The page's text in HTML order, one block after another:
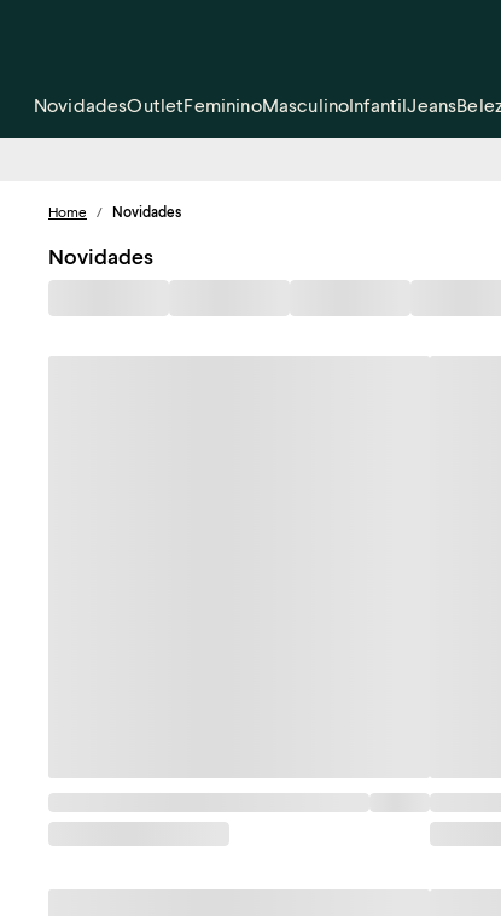
NovidadesOutletFemininoMasculinoInfantilJeans
Home / Novidades
Novidades